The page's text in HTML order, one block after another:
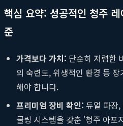
핵심 요약: 성공적인 청주
준
가격보다 가치: 단순히 저렴한
의 숙련도, 위생적인 환경 등
해야 합니다.
프리미엄 장비 확인: 듀얼 파장
쿨링 시스템을 갖춘 '청주 아포